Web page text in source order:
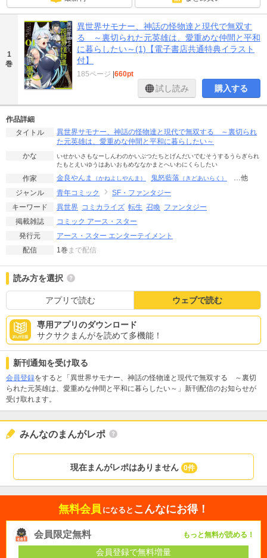
1
巻
異世界サモナー、神話の怪物達と現代で無双す
る ～裏切られた元英雄は、愛重めな仲間と平和
に暮らしたい～(1)【電子書店共通特典イラスト
付】
185ページ 660pt
試し読み 購入する
作品詳細
タイトル
異世界サモナー、神話の怪物達と現代で無双する ～裏切られ
た元英雄は、愛重めな仲間と平和に暮らしたい～
かな
いせかいさもなーしんわのかいぶつたちとげんだいでむそうするうらぎられ
たもとえいゆうはあいおもめななかまとへいわにくらしたい
作家 金良やんま （かねよしやんま） 鬼怒藍落 （きどあいらく）
…他
ジャンル
青年コミック
SF・ファンタジー
キーワード
異世界 コミカライズ 転生 召喚 ファンタジー
掲載雑誌
コミック アース・スター
発行元
アース・スター エンターテイメント
配信
1巻 まで配信
読み方を選択
アプリで読む ウェブで読む
専用アプリのダウンロード
サクサクまんがを読めて多機能！
新刊通知を受け取る
会員登録をすると「異世界サモナー、神話の怪物達と現代で無双する ～裏切
られた元英雄は、愛重めな仲間と平和に暮らしたい～」新刊配信のお知らせが
受け取れます。
みんなのまんがレポ
現在まんがレポはありません 0件
無料会員 になると こんなにお得！
会員限定無料 もっと無料が読める！
会員登録で無料増量